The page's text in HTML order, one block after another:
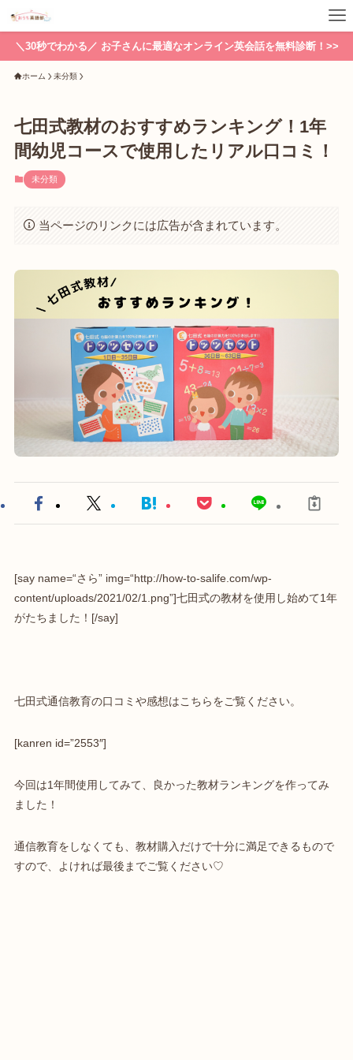
＼30秒でわかる／ お子さんに最適なオンライン英会話を無料診断！>>
ホーム 未分類
七田式教材のおすすめランキング！1年
間幼児コースで使用したリアル口コミ！
未分類
当ページのリンクには広告が含まれています。
[say name=“さら” img=“http://how-to-salife.com/wp-
content/uploads/2021/02/1.png”]七田式の教材を使用し始めて1年
がたちました！[/say]
七田式通信教育の口コミや感想はこちらをご覧ください。
[kanren id=”2553″]
今回は1年間使用してみて、良かった教材ランキングを作ってみ
ました！
通信教育をしなくても、教材購入だけで十分に満足できるもので
すので、よければ最後までご覧ください♡